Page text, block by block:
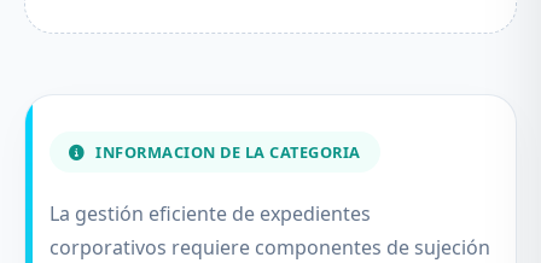
INFORMACION DE LA CATEGORIA
La gestión eficiente de expedientes
corporativos requiere componentes de sujeción